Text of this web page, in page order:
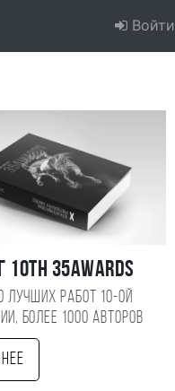
Войти
35AWARDS
лучших работ 10-ой
более 1000 авторов